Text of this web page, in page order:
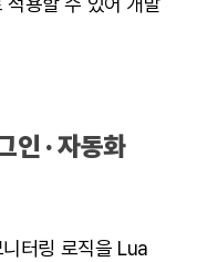
인 · 자동화
니터링 로직을 Lua